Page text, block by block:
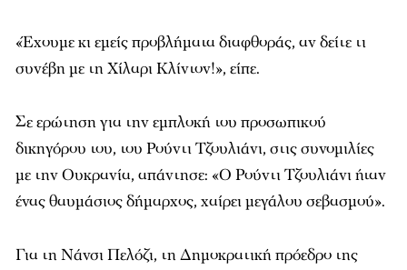
«Έχουμε κι εμείς προβλήματα διαφθοράς, αν δείτε τι
συνέβη με τη Χίλαρι Κλίντον!», είπε.
Σε ερώτηση για την εμπλοκή του προσωπικού
δικηγόρου του, του Ρούντι Τζουλιάνι, στις συνομιλίες
με την Ουκρανία, απάντησε: «Ο Ρούντι Τζουλιάνι ήταν
ένας θαυμάσιος δήμαρχος, χαίρει μεγάλου σεβασμού».
Για τη Νάνσι Πελόζι, τη Δημοκρατική πρόεδρο της